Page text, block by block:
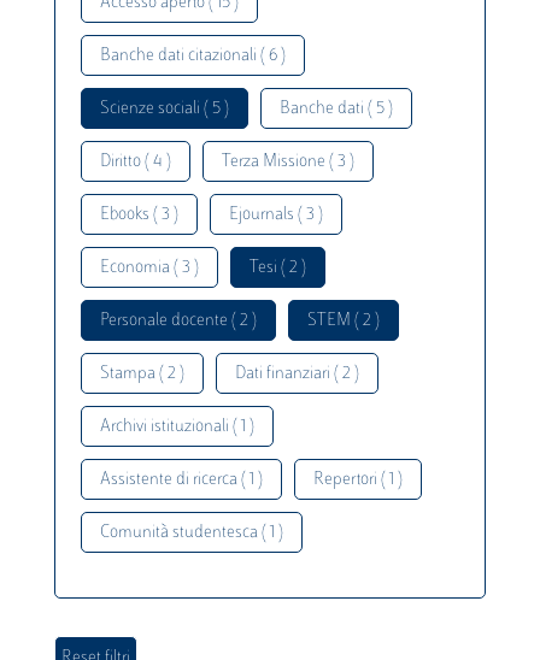
Banche dati citazionali ( 6 )
Scienze sociali ( 5 ) Banche dati ( 5 )
Diritto ( 4 ) Terza Missione ( 3 )
Ebooks ( 3 ) Ejournals ( 3 )
Economia ( 3 ) Tesi ( 2 )
Personale docente ( 2 ) STEM ( 2 )
Stampa ( 2 ) Dati finanziari ( 2 )
Archivi istituzionali ( 1 )
Assistente di ricerca ( 1 ) Repertori ( 1 )
Comunità studentesca ( 1 )